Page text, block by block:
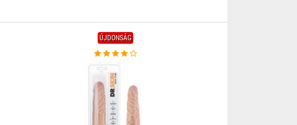
ÚJDONSÁG